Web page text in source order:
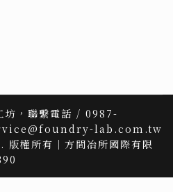
坊，聯繫電話 / 0987-
lab.com.tw
權所有｜方間冶所國際有限